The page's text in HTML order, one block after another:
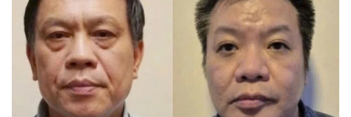
Văn hóa
Giải trí